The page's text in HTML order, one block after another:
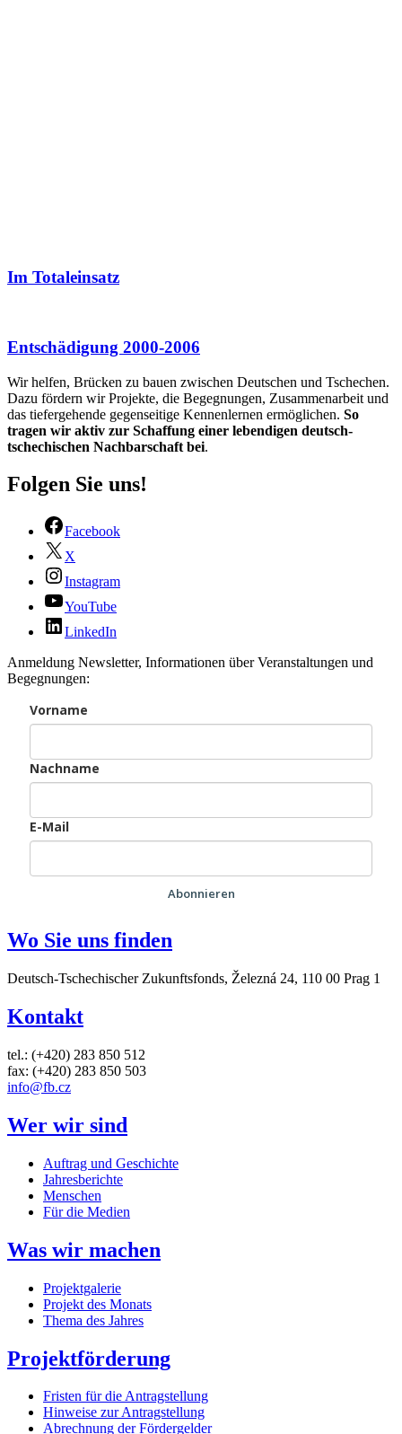
Im Totaleinsatz
Entschädigung 2000-2006
Wir helfen, Brücken zu bauen zwischen Deutschen und Tschechen.
Dazu fördern wir Projekte, die Begegnungen, Zusammenarbeit und
das tiefergehende gegenseitige Kennenlernen ermöglichen. So
tragen wir aktiv zur Schaffung einer lebendigen deutsch-
tschechischen Nachbarschaft bei.
Folgen Sie uns!
Facebook
X
Instagram
YouTube
LinkedIn
Anmeldung Newsletter, Informationen über Veranstaltungen und
Begegnungen:
Vorname
Nachname
E-Mail
Abonnieren
Wo Sie uns finden
Deutsch-Tschechischer Zukunftsfonds, Železná 24, 110 00 Prag 1
Kontakt
tel.: (+420) 283 850 512
fax: (+420) 283 850 503
info@fb.cz
Wer wir sind
Auftrag und Geschichte
Jahresberichte
Menschen
Für die Medien
Was wir machen
Projektgalerie
Projekt des Monats
Thema des Jahres
Projektförderung
Fristen für die Antragstellung
Hinweise zur Antragstellung
Abrechnung der Fördergelder